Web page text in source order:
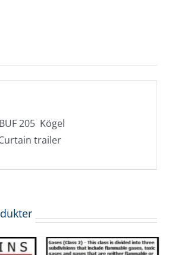
205 Kögel
trailer